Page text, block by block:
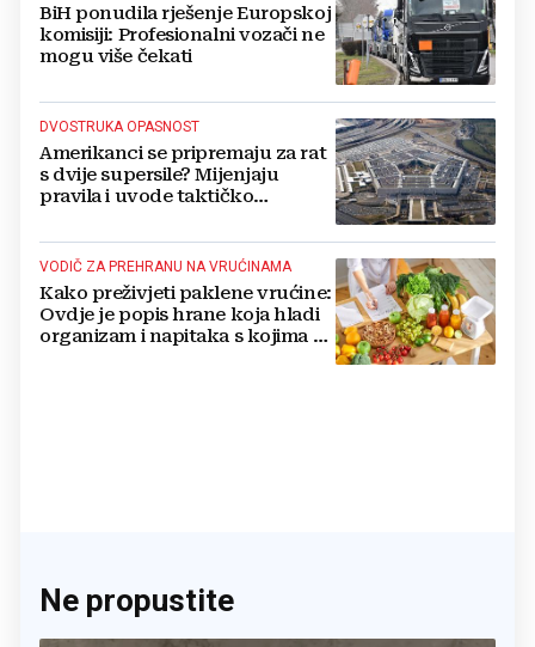
BiH ponudila rješenje Europskoj
komisiji: Profesionalni vozači ne
mogu više čekati
DVOSTRUKA OPASNOST
Amerikanci se pripremaju za rat
s dvije supersile? Mijenjaju
pravila i uvode taktičko
VODIČ ZA PREHRANU NA VRUĆINAMA
Kako preživjeti paklene vrućine:
Ovdje je popis hrane koja hladi
organizam i napitaka s kojima si
Ne propustite